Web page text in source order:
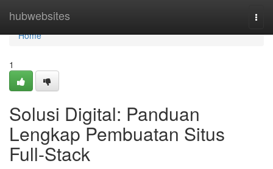
hubwebsites
Home
Home
1
Solusi Digital: Panduan
Lengkap Pembuatan Situs
Full-Stack